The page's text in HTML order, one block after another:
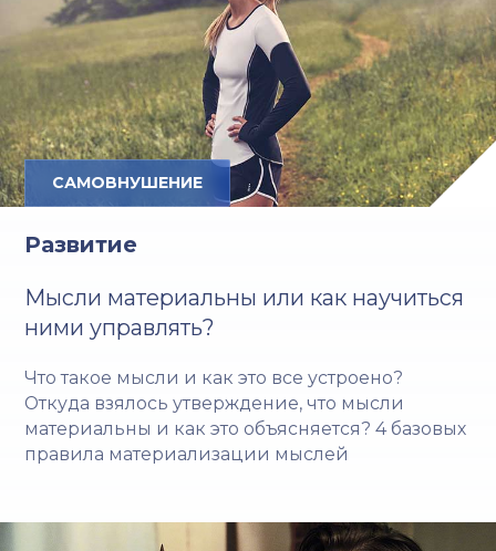
САМОВНУШЕНИЕ
Развитие
Мысли материальны или как научиться
ними управлять?
Что такое мысли и как это все устроено?
Откуда взялось утверждение, что мысли
материальны и как это объясняется? 4 базовых
правила материализации мыслей